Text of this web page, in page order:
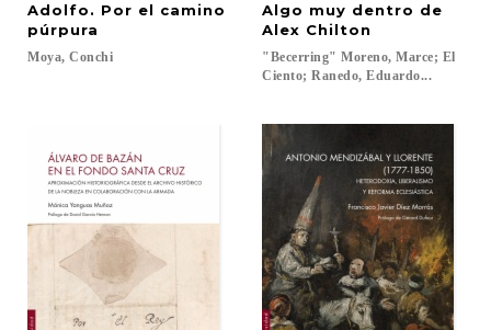
Adolfo. Por el camino
púrpura
Moya, Conchi
Algo muy dentro de
Alex Chilton
"Becerring" Moreno, Marce; El
Ciento; Ranedo, Eduardo...